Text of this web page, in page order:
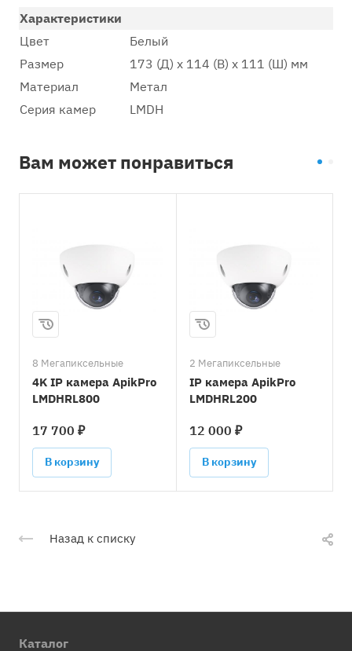
Характеристики
Цвет
Белый
Размер
173 (Д) x 114 (В) x 111 (Ш) мм
Материал
Метал
Серия камер
LMDH
Вам может понравиться
8 Мегапиксельные
4K IP камера ApikPro
LMDHRL800
17 700 ₽
В корзину
2 Мегапиксельные
IP камера ApikPro
LMDHRL200
12 000 ₽
В корзину
Назад к списку
Каталог